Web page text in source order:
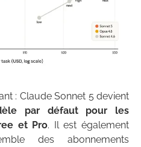
: Claude Sonnet 5 devient
par défaut pour les
et Pro. Il est également
des abonnements